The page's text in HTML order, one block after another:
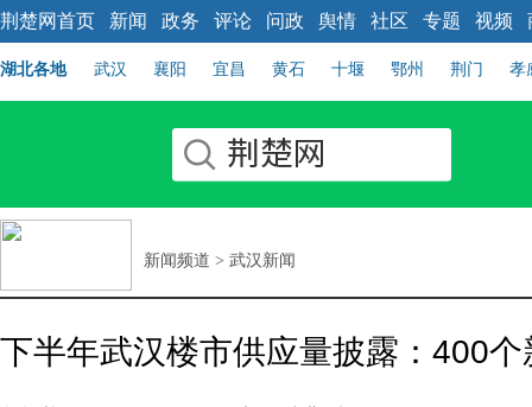
荆楚网首页 新闻 政务 评论 问政 舆情 社区 专题 视频
湖北各地 武汉 襄阳 宜昌 黄石 十堰 鄂州 荆门 孝
新闻频道 > 武汉新闻
下半年武汉楼市供应量披露：400